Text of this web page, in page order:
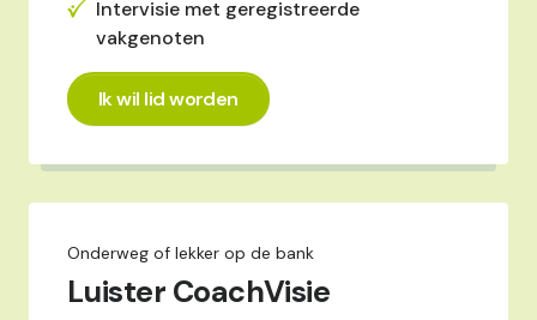
Intervisie met geregistreerde
vakgenoten
Ik wil lid worden
Onderweg of lekker op de bank
Luister CoachVisie